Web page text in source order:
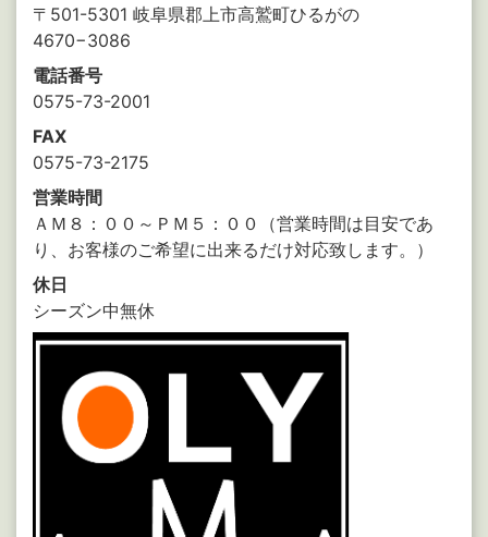
〒501-5301 岐阜県郡上市高鷲町ひるがの
4670−3086
電話番号
0575-73-2001
FAX
0575-73-2175
営業時間
ＡＭ８：００～ＰＭ５：００（営業時間は目安であ
り、お客様のご希望に出来るだけ対応致します。）
休日
シーズン中無休